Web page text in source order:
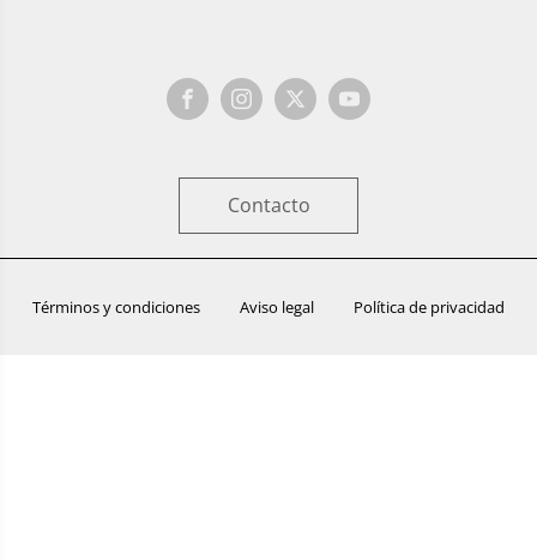
Contacto
Términos y condiciones Aviso legal Política de privacidad